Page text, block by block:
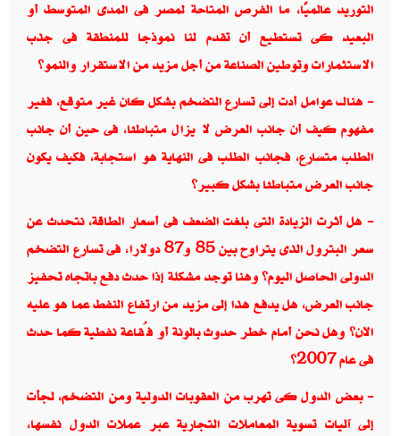
التوريد عالميًا، ما الفرص المتاحة لمصر فى المدى المتوسط أو
البعيد كى تستطيع أن تقدم لنا نموذجا للمنطقة فى جذب
الاستثمارات وتوطين الصناعة من أجل مزيد من الاستقرار والنمو؟
- هناك عوامل أدت إلى تسارع التضخم بشكل كان غير متوقع، فغير
مفهوم كيف أن جانب العرض لا يزال متباطئا، فى حين أن جانب
الطلب متسارع، فجانب الطلب فى النهاية هو استجابة، فكيف يكون
جانب العرض متباطئا بشكل كبير؟
- هل أثرت الزيادة التى بلغت الضعف فى أسعار الطاقة، نتحدث عن
سعر البترول الذى يتراوح بين 85 و87 دولارا، فى تسارع التضخم
الدولى الحاصل اليوم؟ وهنا توجد مشكلة إذا حدث دفع باتجاه تحفيز
جانب العرض، هل يدفع هذا إلى مزيد من ارتفاع النفط عما هو عليه
الآن؟ وهل نحن أمام خطر حدوث بالونة أو فُقاعة نفطية كما حدث
فى عام 2007؟
-بعض الدول كى تهرب من العقوبات الدولية ومن التضخم، لجأت
إلى آليات تسوية المعاملات التجارية عبر عملات الدول نفسها،